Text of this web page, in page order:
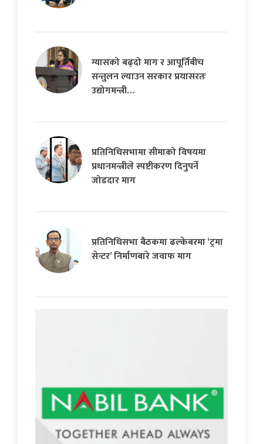
ग्यासको बढ्दो माग र आपूर्तिबीच
सन्तुलन ल्याउन सरकार प्रयासरतः
उद्योगमन्त्री…
प्रतिनिधिसभामा सीमाको विषयमा
प्रधानमन्त्रीले स्पष्टीकरण दिनुपर्ने
जोडदार माग
प्रतिनिधिसभा बैठकमा ढल्केबरमा ‘ट्रमा
सेन्टर’ निर्माणबारे जवाफ माग